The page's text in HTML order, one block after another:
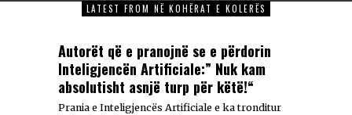
LATEST FROM NË KOHËRAT E KOLERËS
Autorët që e pranojnë se e përdorin
Inteligjencën Artificiale:” Nuk kam
absolutisht asnjë turp për këtë!“
Prania e Inteligjencës Artificiale e ka tronditur